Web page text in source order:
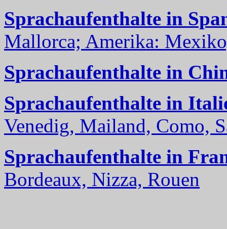
Sprachaufenthalte in
Mallorca; Amerika:
Sprachaufenthalte in
Sprachaufenthalte in
Venedig, Mailand, Como,
Sprachaufenthalte in
Bordeaux, Nizza, Rouen